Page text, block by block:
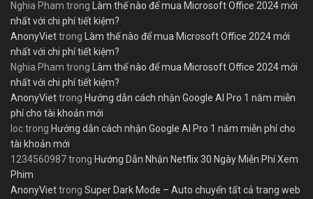
Nghia Pham trong Làm thế nào để mua Microsoft Office 2024 mới
nhất với chi phí tiết kiệm?
AnonyViettrong Làm thế nào để mua Microsoft Office 2024 mới
nhất với chi phí tiết kiệm?
Nghia Pham trong Làm thế nào để mua Microsoft Office 2024 mới
nhất với chi phí tiết kiệm?
AnonyViettrong Hướng dẫn cách nhận Google AI Pro 1 năm miễn
phí cho tài khoản mới
loctrong Hướng dẫn cách nhận Google AI Pro 1 năm miễn phí cho
tài khoản mới
1234560987trong Hướng Dẫn Nhận Netflix 30 Ngày Miễn Phí Xem
Phim
AnonyViettrong Super Dark Mode – Auto chuyển tất cả trang web